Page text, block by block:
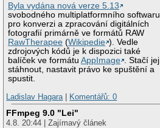
Byla vydána nová verze 5.13
svobodného multiplatformního softwaru
pro konverzi a zpracování digitálních
fotografií primárně ve formátů RAW
RawTherapee (Wikipedie ). Vedle
zdrojových kódů je k dispozici také
balíček ve formátuAppImage . Stačí jej
stáhnout, nastavit právo ke spuštění a
spustit.
Ladislav Hagara| Komentářů: 0
FFmpeg 9.0 "Lei"
4.8. 20:44 | Zajímavý článek